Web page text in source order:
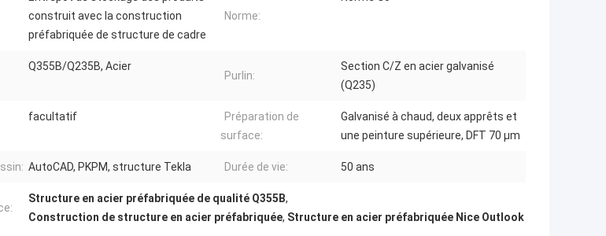
construit avec la construction
préfabriquée de structure de cadre
Norme:
Q355B/Q235B, Acier
Purlin:
Section C/Z en acier galvanisé
(Q235)
facultatif
Préparation de
surface:
Galvanisé à chaud, deux apprêts et
une peinture supérieure, DFT 70 μm
AutoCAD, PKPM, structure Tekla Durée de vie: 50 ans
Structure en acier préfabriquée de qualité Q355B,
Construction de structure en acier préfabriquée, Structure en acier préfabriquée Nice Outlook